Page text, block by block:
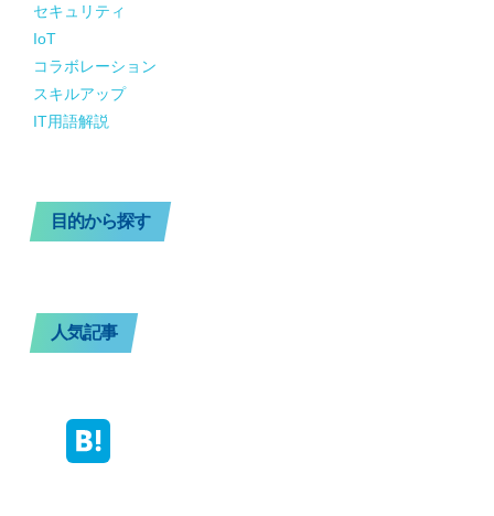
セキュリティ
IoT
コラボレーション
スキルアップ
IT用語解説
目的から探す
人気記事